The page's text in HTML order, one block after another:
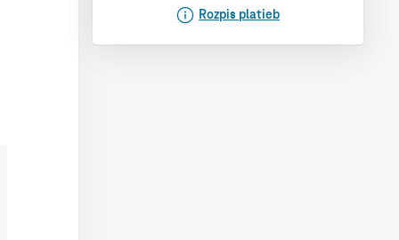
Rozpis platieb